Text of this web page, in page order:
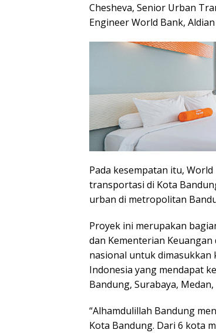
Chesheva, Senior Urban
Engineer World Bank,
Pada kesempatan itu,
transportasi di Kota
urban di metropolitan
Proyek ini merupakan
dan Kementerian
nasional untuk dimasukkan
Indonesia yang mendapat
Bandung, Surabaya,
“Alhamdulillah Bandung
Kota Bandung. Dari 6 kota